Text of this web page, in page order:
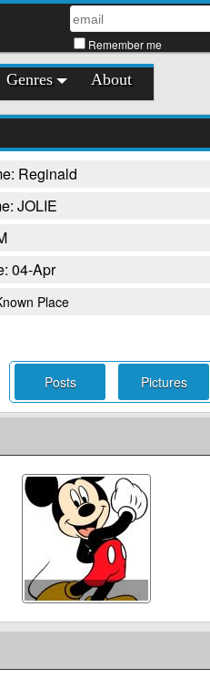
Remember me
Genres About
Reginald
JOLIE
04-Apr
Place
Posts Pictures